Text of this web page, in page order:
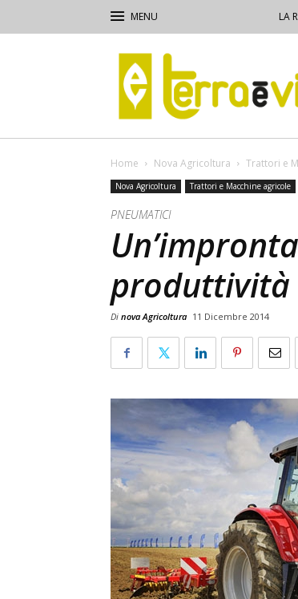
LA
Terra
e
Vita
Home Nova Agricoltura Trattori e
Nova Agricoltura Trattori e Macchine agricole
PNEUMATICI
produttività
Di nova Agricoltura 11 Dicembre 2014